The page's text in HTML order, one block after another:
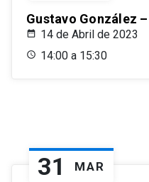
Gustavo González
14 de Abril de 2023
14:00 a 15:30
31 MAR